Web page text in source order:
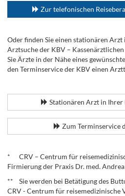
Zur telefonischen
Oder finden Sie einen stationären
Arztsuche der KBV –
Sie Ärzte in der Nähe eines
den Terminservice der KBV einen
Stationären Arzt in Ihrer
Zum Terminservice
* CRV – Centrum für
Firmierung der Praxis Dr. med.
** Sie werden bei Betätigung des
CRV - Centrum für reisemedizinische